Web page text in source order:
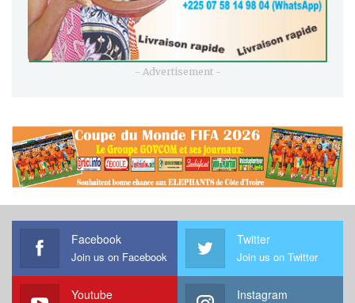
- Advertisement -
Facebook
Join us on Facebook
Twitter
Join us on Twitter
Youtube Instagram